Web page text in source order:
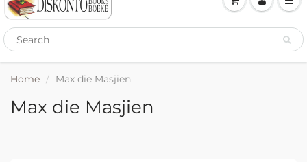
Home Max die Masjien
Max die Masjien